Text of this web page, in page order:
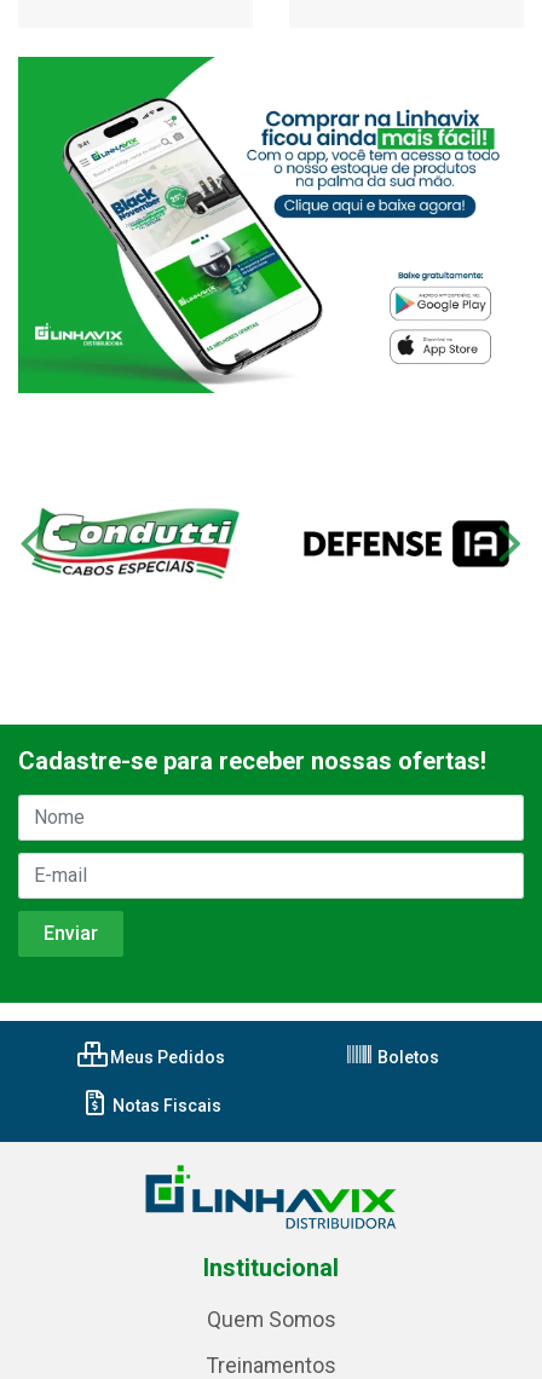
Cadastre-se para receber nossas ofertas!
Meus Pedidos Boletos
Notas Fiscais
Institucional
Quem Somos
Treinamentos